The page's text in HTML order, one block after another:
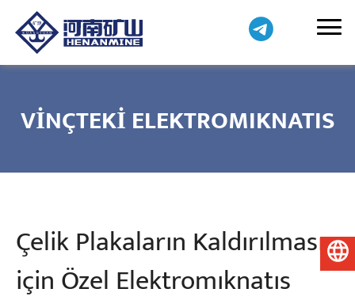
VINÇTEKI ELEKTROMIKNATIS
Çelik Plakaların Kaldırılması
için Özel Elektromıknatıs
Türkçe